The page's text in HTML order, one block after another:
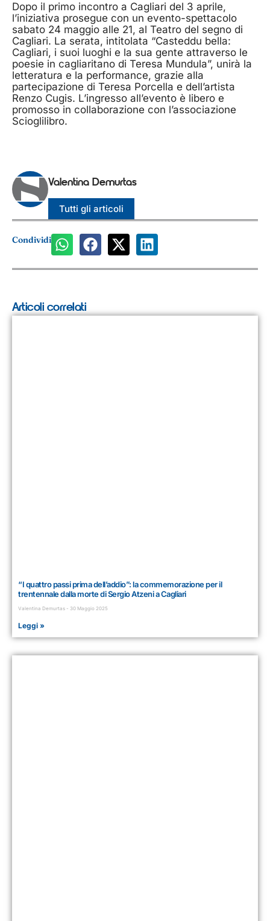
Dopo il primo incontro a Cagliari del 3 aprile,
l’iniziativa prosegue con un evento-spettacolo
sabato 24 maggio alle 21, al Teatro del segno di
Cagliari. La serata, intitolata “Casteddu bella:
Cagliari, i suoi luoghi e la sua gente attraverso le
poesie in cagliaritano di Teresa Mundula”, unirà la
letteratura e la performance, grazie alla
partecipazione di Teresa Porcella e dell’artista
Renzo Cugis. L’ingresso all’evento è libero e
promosso in collaborazione con l’associazione
Scioglilibro.
Valentina Demurtas
Tutti gli articoli
Condividi
Articoli correlati
“I quattro passi prima dell’addio”: la commemorazione per il
trentennale dalla morte di Sergio Atzeni a Cagliari
Valentina Demurtas 30 Maggio 2025
Leggi »